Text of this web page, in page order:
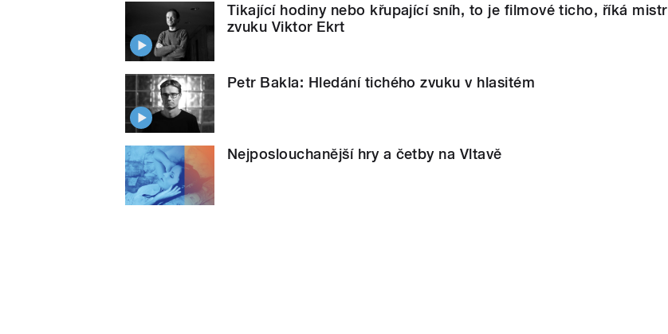
Tikající hodiny nebo křupající sníh, to je filmové ticho, říká mistr
zvuku Viktor Ekrt
Petr Bakla: Hledání tichého zvuku v hlasitém
Nejposlouchanější hry a četby na Vltavě